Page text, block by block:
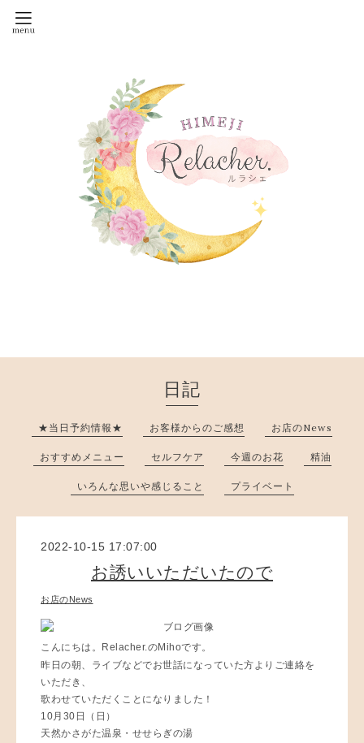
日記
★当日予約情報★ お客様からのご感想 お店のNews
おすすめメニュー セルフケア 今週のお花 精油
いろんな思いや感じること プライベート
2022-10-15 17:07:00
お誘いいただいたので
お店のNews
こんにちは。Relacher.のMihoです。
昨日の朝、ライブなどでお世話になっていた方よりご連絡を
いただき、
歌わせていただくことになりました！
10月30日（日）
天然かさがた温泉・せせらぎの湯